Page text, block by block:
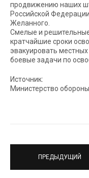
продвижению наших
Российской
Желанного.
Смелые и
кратчайшие сроки
эвакуировать
боевые задачи по
Источник:
Министерство
ПРЕДЫДУЩИЙ